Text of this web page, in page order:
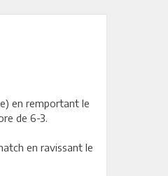
en remportant le
de 6-3.
en ravissant le